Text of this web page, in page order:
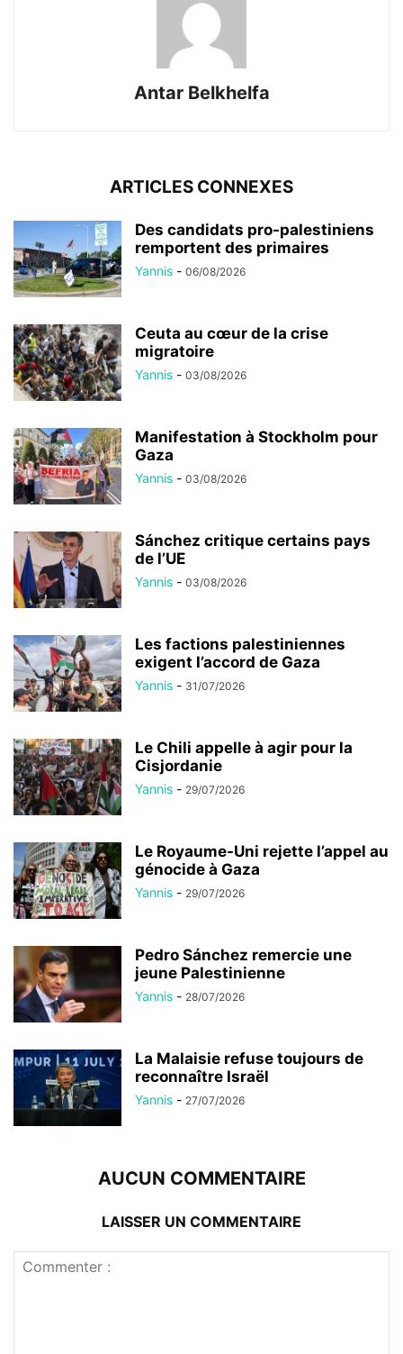
Antar Belkhelfa
ARTICLES CONNEXES
Des candidats pro-palestiniens
remportent des primaires
Yannis - 06/08/2026
Ceuta au cœur de la crise
migratoire
Yannis - 03/08/2026
Manifestation à Stockholm pour
Gaza
Yannis - 03/08/2026
Sánchez critique certains pays
de l’UE
Yannis - 03/08/2026
Les factions palestiniennes
exigent l’accord de Gaza
Yannis - 31/07/2026
Le Chili appelle à agir pour la
Cisjordanie
Yannis - 29/07/2026
Le Royaume-Uni rejette l’appel au
génocide à Gaza
Yannis - 29/07/2026
Pedro Sánchez remercie une
jeune Palestinienne
Yannis - 28/07/2026
La Malaisie refuse toujours de
reconnaître Israël
Yannis - 27/07/2026
AUCUN COMMENTAIRE
LAISSER UN COMMENTAIRE